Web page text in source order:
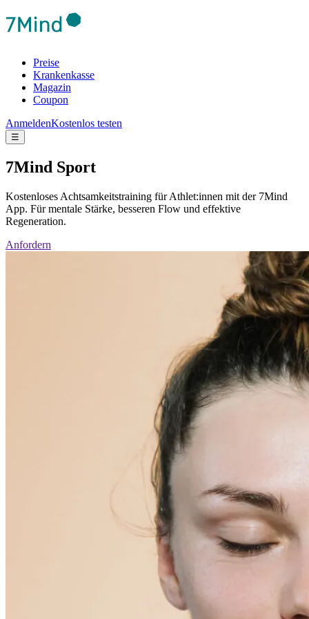
Preise
Krankenkasse
Magazin
Coupon
AnmeldenKostenlos testen
☰
7Mind Sport
Kostenloses Achtsamkeitstraining für Athlet:innen mit der 7Mind
App. Für mentale Stärke, besseren Flow und effektive
Regeneration.
Anfordern